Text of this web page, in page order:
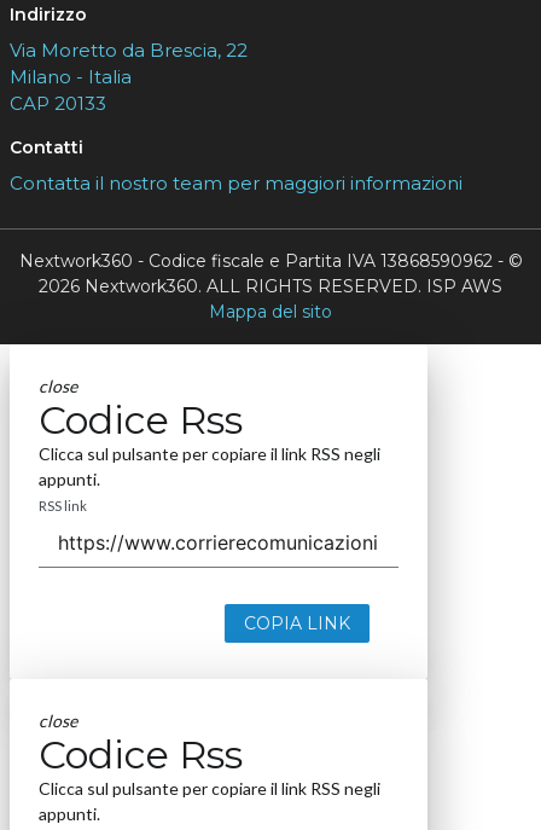
Indirizzo
Via Moretto da Brescia, 22
Milano - Italia
CAP 20133
Contatti
Contatta il nostro team per maggiori informazioni
Nextwork360 - Codice fiscale e Partita IVA 13868590962 - ©
2026 Nextwork360. ALL RIGHTS RESERVED. ISP AWS
Mappa del sito
close
Codice Rss
Clicca sul pulsante per copiare il link RSS negli
appunti.
RSS link
COPIA LINK
close
Codice Rss
Clicca sul pulsante per copiare il link RSS negli
appunti.